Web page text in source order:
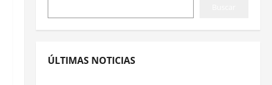
ÚLTIMAS NOTICIAS